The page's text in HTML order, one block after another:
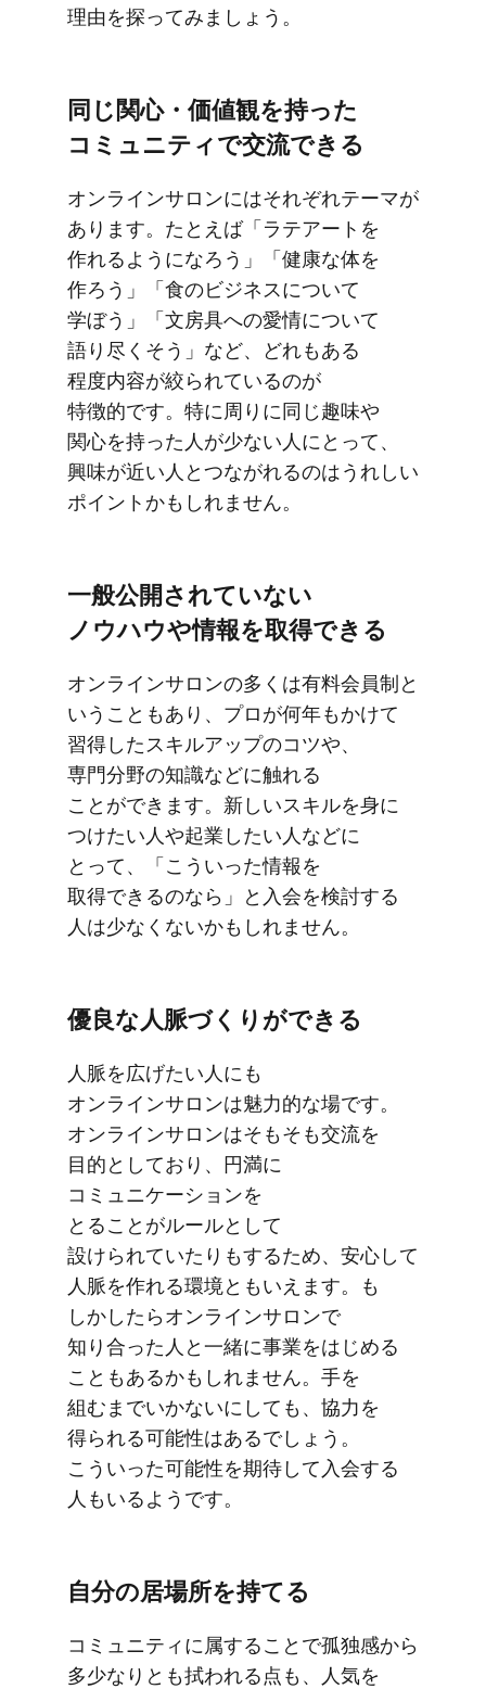
理由を​探ってみましょう。
同じ関心・価値観を​持った​
コミュニティで​交流できる
オンラインサロンには​それぞれテーマが​
あります。​たとえば​「ラテアートを​
作れるようになろう」​「健康な​体を​
作ろう」​「食の​ビジネスに​ついて​
学ぼう」​「文房具への​愛情に​ついて​
語り尽く​そう」など、​どれも​ある​
程度内容が​絞られているのが​
特徴的です。​特に​周りに​同じ​趣味や​
関心を​持った​人が​少ない​人に​とって、​
興味が​近い​人と​つながれるのは​うれしい​
ポイントかもしれません。
一般​公開されていない​
ノウハウや​情報を​取得できる
オンラインサロンの​多くは​有料会員制と​
いう​ことも​あり、​プロが​何年も​かけて​
習得した​スキルアップの​コツや、​
専門分野の​知識などに​触れる​
ことができます。​新しい​スキルを​身に​
つけたい​人や​起業したい​人などに​
とって、​「こういった​情報を​
取得できるのなら」と​入会を​検討する​
人は​少なくないかもしれません。
優良な​人脈づくりが​できる
人脈を​広げたい​人にも​
オンラインサロンは​魅力的な​場です。​
オンラインサロンは​そもそも​交流を​
目的と​しており、​円満に​
コミュニケーションを​
とることがルールと​して​
設けられていたりも​する​ため、​安心して​
人脈を​作れる​環境とも​いえます。​も​
しかしたら​オンラインサロンで​
知り合った​人と​一緒に​事業を​はじめる​
こともあるかもしれません。​手を​
組むまで​いかないに​しても、​協力を​
得られる​可能性は​あるでしょう。​
こういった​可能性を​期待して​入会する​
人も​いるようです。
自分の​居場所を​持てる
コミュニティに​属する​ことで​孤独感から​
多少なりとも​拭われる​点も、​人気を​